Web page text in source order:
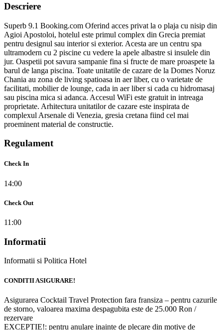
Descriere
Superb 9.1 Booking.com Oferind acces privat la o plaja cu nisip din
Agioi Apostoloi, hotelul este primul complex din Grecia premiat
pentru designul sau interior si exterior. Acesta are un centru spa
ultramodern cu 2 piscine cu vedere la apele albastre si insulele din
jur. Oaspetii pot savura sampanie fina si fructe de mare proaspete la
barul de langa piscina. Toate unitatile de cazare de la Domes Noruz
Chania au zona de living spatioasa in aer liber, cu o varietate de
facilitati, mobilier de lounge, cada in aer liber si cada cu hidromasaj
sau piscina mica si adanca. Accesul WiFi este gratuit in intreaga
proprietate. Arhitectura unitatilor de cazare este inspirata de
complexul Arsenale di Venezia, gresia cretana fiind cel mai
proeminent material de constructie.
Regulament
Check In
14:00
Check Out
11:00
Informatii
Informatii si Politica Hotel
CONDITII ASIGURARE!
Asigurarea Cocktail Travel Protection fara fransiza – pentru cazurile
de storno, valoarea maxima despagubita este de 25.000 Ron /
rezervare
EXCEPTIE!: pentru anulare inainte de plecare din motive de